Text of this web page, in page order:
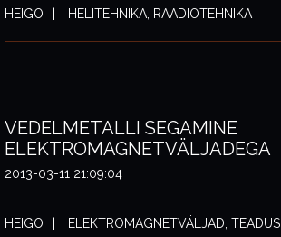
HEIGO HELITEHNIKA, RAADIOTEHNIKA
VEDELMETALLI SEGAMINE
ELEKTROMAGNETVÄLJADEGA
2013-03-11 21:09:04
HEIGO ELEKTROMAGNETVÄLJAD, TEADUS